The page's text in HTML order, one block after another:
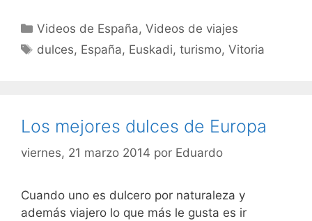
Categorías
Videos de España,Videos de viajes
Etiquetas
dulces, España, Euskadi,turismo,Vitoria
Los mejores dulces de Europa
viernes, 21 marzo 2014 por Eduardo
Cuando uno es dulcero por naturaleza y
además viajero lo que más le gusta es ir